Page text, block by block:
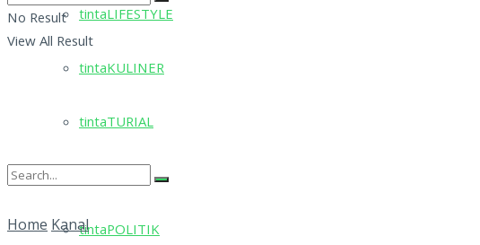
tintaLIFESTYLE
tintaKULINER
tintaTURIAL
tintaPOLITIK
No Result
View All Result
Home Kanal